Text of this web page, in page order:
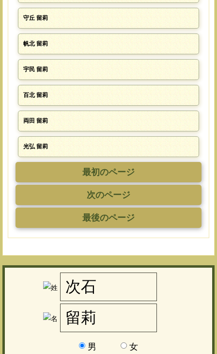
守丘 留莉
帆北 留莉
宇民 留莉
百北 留莉
両田 留莉
光弘 留莉
最初のページ
次のページ
最後のページ
男 女